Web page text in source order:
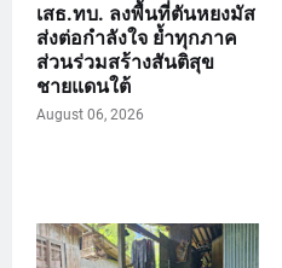
เสธ.ทบ. ลงพื้นที่ตันหยงมัส
ส่งต่อกำลังใจ ย้ำทุกภาค
ส่วนร่วมสร้างสันติสุข
ชายแดนใต้
August 06, 2026